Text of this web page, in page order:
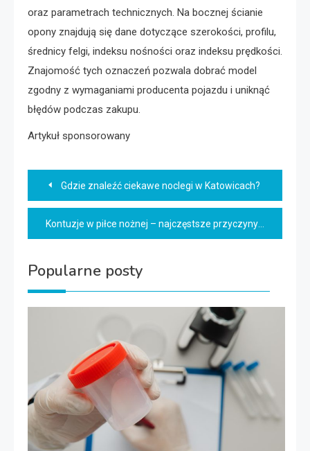
oraz parametrach technicznych. Na bocznej ścianie
opony znajdują się dane dotyczące szerokości, profilu,
średnicy felgi, indeksu nośności oraz indeksu prędkości.
Znajomość tych oznaczeń pozwala dobrać model
zgodny z wymaganiami producenta pojazdu i uniknąć
błędów podczas zakupu.
Artykuł sponsorowany
Nawigacja
wpisu
Gdzie znaleźć ciekawe noclegi w Katowicach?
Popularne posty